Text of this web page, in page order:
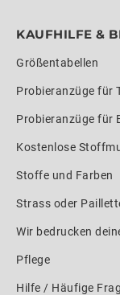
KAUFHILFE &
Größentabellen
Probieranzüge für
Probieranzüge für
Kostenlose
Stoffe und Farben
Strass oder
Wir bedrucken
Pflege
Hilfe / Häufige